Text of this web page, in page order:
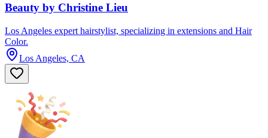
Beauty by Christine Lieu
Los Angeles expert hairstylist, specializing in extensions and Hair
Color.
Los Angeles, CA